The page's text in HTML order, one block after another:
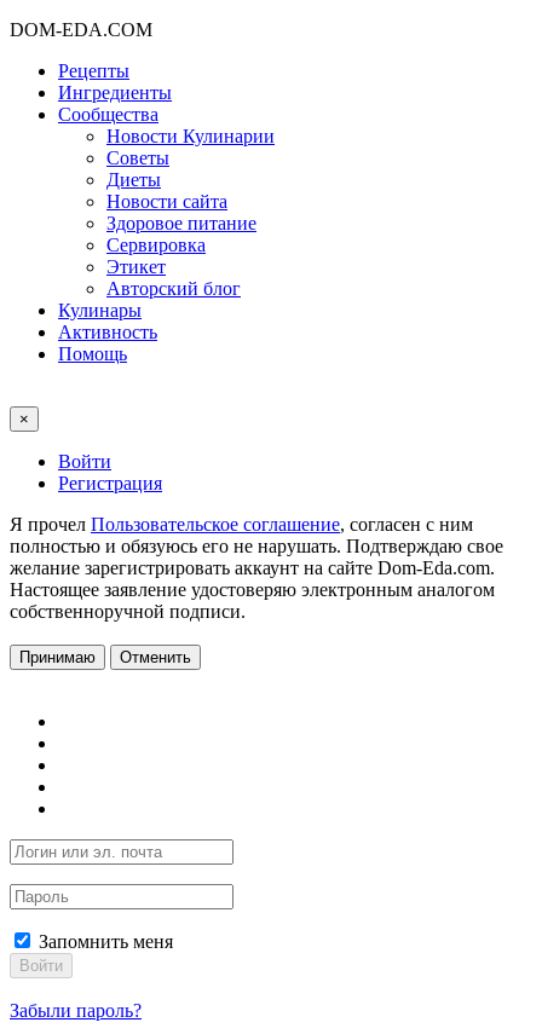
DOM-EDA.COM
Рецепты
Ингредиенты
Сообщества
Новости Кулинарии
Советы
Диеты
Новости сайта
Здоровое питание
Сервировка
Этикет
Авторский блог
Кулинары
Активность
Помощь
×
Войти
Регистрация
Я прочел Пользовательское соглашение, согласен с ним
полностью и обязуюсь его не нарушать. Подтверждаю свое
желание зарегистрировать аккаунт на сайте Dom-Eda.com.
Настоящее заявление удостоверяю электронным аналогом
собственноручной подписи.
Принимаю Отменить
Запомнить меня
Войти
Забыли пароль?